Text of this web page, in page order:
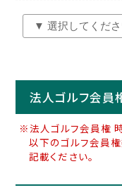
法人ゴルフ会員
※法人ゴルフ会員権
以下のゴルフ会員
記載ください。